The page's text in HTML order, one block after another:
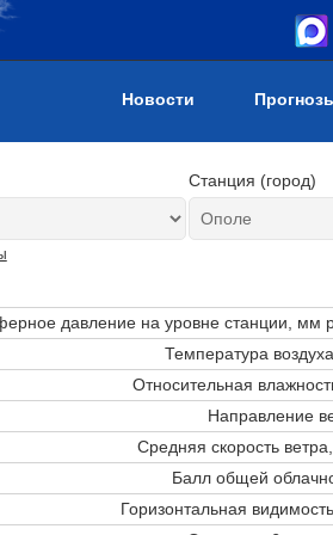
Новости
Станция (город)
давление на уровне станции, мм
Температура
Относительная
Направление
Средняя скорость
Балл общей
Горизонтальная